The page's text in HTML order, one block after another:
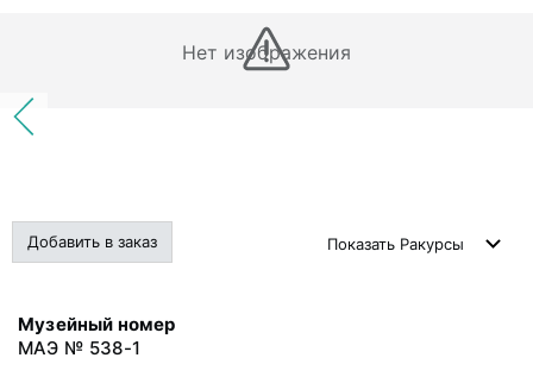
Нет изображения
Добавить в заказ Показать Ракурсы
Музейный номер
МАЭ № 538-1